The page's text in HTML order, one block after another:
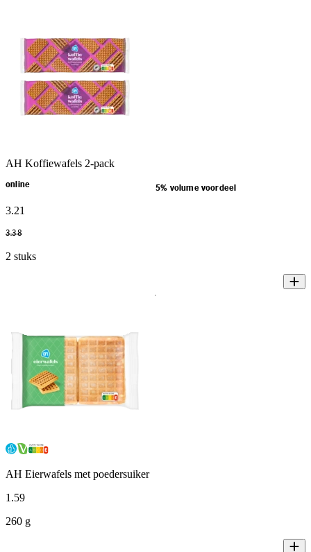
AH Koffiewafels 2-pack
online 5% volume voordeel
3.21
3.38
2 stuks
AH Eierwafels met poedersuiker
1 .59
260 g